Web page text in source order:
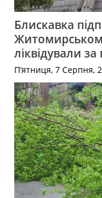
Блискавка
ліквідували
П’ятниця, 7 Серпня,